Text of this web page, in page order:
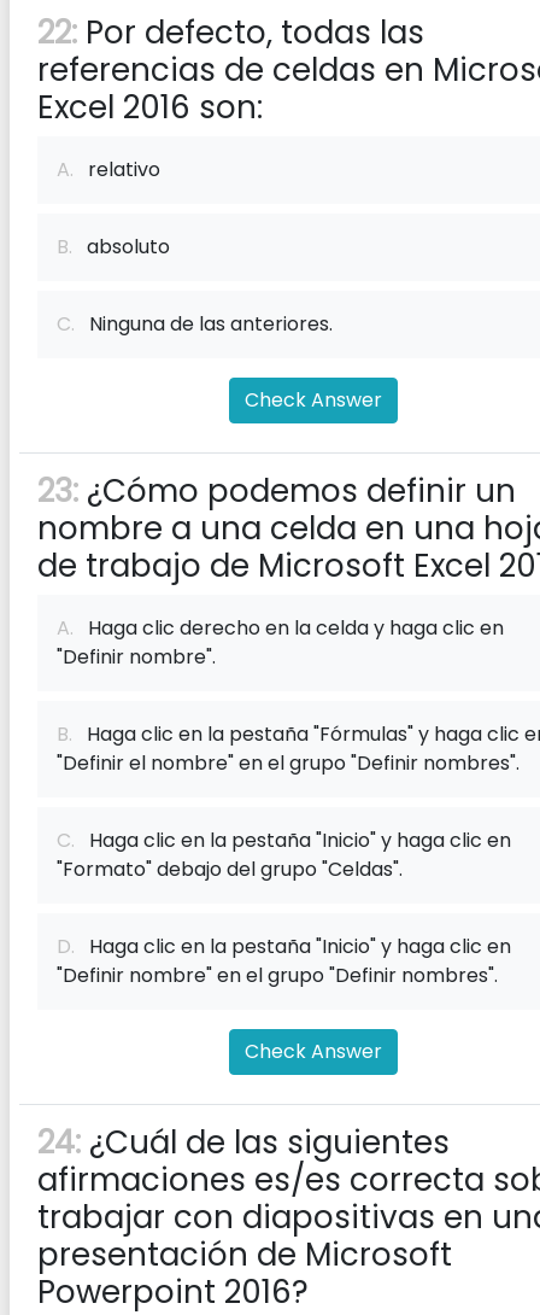
22: Por defecto, todas las
referencias de celdas en
Excel 2016 son:
A. relativo
B. absoluto
C. Ninguna de las anteriores.
Check Answer
23: ¿Cómo podemos definir un
nombre a una celda en una
de trabajo de Microsoft Excel
A. Haga clic derecho en la celda y haga clic en
"Definir nombre".
B. Haga clic en la pestaña "Fórmulas" y haga clic
"Definir el nombre" en el grupo "Definir nombres".
C. Haga clic en la pestaña "Inicio" y haga clic en
"Formato" debajo del grupo "Celdas".
D. Haga clic en la pestaña "Inicio" y haga clic en
"Definir nombre" en el grupo "Definir nombres".
Check Answer
24: ¿Cuál de las siguientes
afirmaciones es/es correcta
trabajar con diapositivas en
presentación de Microsoft
Powerpoint 2016?